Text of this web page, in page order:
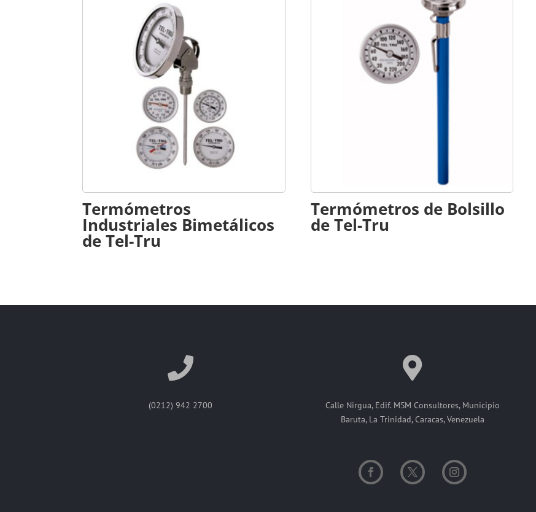
Termómetros
Industriales Bimetálicos
de Tel-Tru
Termómetros de Bolsillo
de Tel-Tru
(0212) 942 2700
Calle Nirgua, Edif. MSM Consultores, Municipio
Baruta, La Trinidad, Caracas, Venezuela